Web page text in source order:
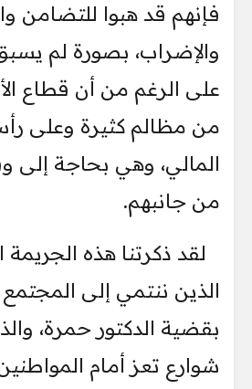
فإنهم قد هبوا للتضامن
والإضراب، بصورة لم
على الرغم من أن قطاع
من مظالم كثيرة وعلى
المالي، وهي بحاجة إلى
من جانبهم.
لقد ذكرتنا هذه
الذين ننتمي إلى المجتمع
بقضية الدكتور حمرة،
شوارع تعز أمام